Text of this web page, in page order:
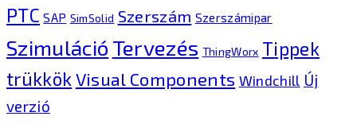
PTC SAP SimSolid Szerszám Szerszámipar
Szimuláció Tervezés ThingWorx Tippek
trükkök Visual Components Windchill Új
verzió